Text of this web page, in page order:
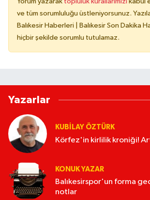
ve tüm sorumluluğu üstleniyorsunuz.
Balıkesir Haberleri | Balıkesir Son Dakika
hiçbir şekilde sorumlu tutulamaz.
Yazarlar
KUBİLAY ÖZTÜRK
Körfez'in kirlilik kroniği!
KONUK YAZAR
Balıkesirspor'un forma
notlar